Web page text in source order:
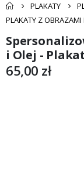
PLAKATY
PLAKATY Z
Przejdź
na
koniec
galerii
Przejdź
na
początek
galerii
i Olej -
65,00 zł